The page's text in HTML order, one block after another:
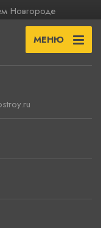
Новгороде
МЕНЮ